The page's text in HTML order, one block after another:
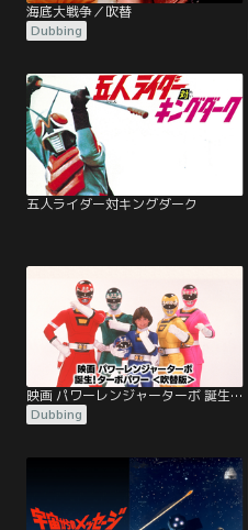
海底大戦争／吹替
Dubbing
五人ライダー対キングダーク
映画 パワーレンジャーターボ 誕生！ターボパワー ＜吹替版＞
Dubbing